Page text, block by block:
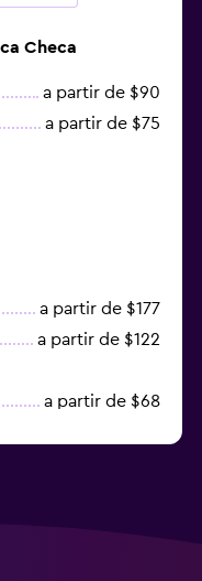
Checa
a partir de $90
a partir de $75
a partir de $177
a partir de $122
a partir de $68